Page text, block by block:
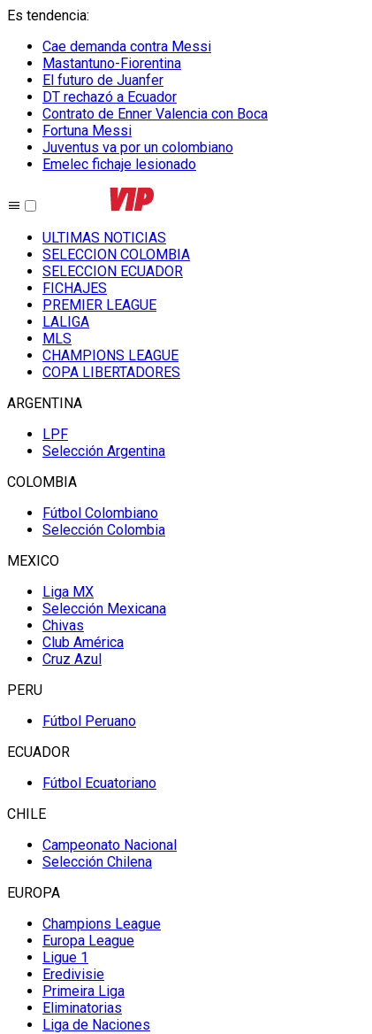
Es tendencia:
Cae demanda contra Messi
Mastantuno-Fiorentina
El futuro de Juanfer
DT rechazó a Ecuador
Contrato de Enner Valencia con Boca
Fortuna Messi
Juventus va por un colombiano
Emelec fichaje lesionado
ULTIMAS NOTICIAS
SELECCION COLOMBIA
SELECCION ECUADOR
FICHAJES
PREMIER LEAGUE
LALIGA
MLS
CHAMPIONS LEAGUE
COPA LIBERTADORES
ARGENTINA
LPF
Selección Argentina
COLOMBIA
Fútbol Colombiano
Selección Colombia
MEXICO
Liga MX
Selección Mexicana
Chivas
Club América
Cruz Azul
PERU
Fútbol Peruano
ECUADOR
Fútbol Ecuatoriano
CHILE
Campeonato Nacional
Selección Chilena
EUROPA
Champions League
Europa League
Ligue 1
Eredivisie
Primeira Liga
Eliminatorias
Liga de Naciones